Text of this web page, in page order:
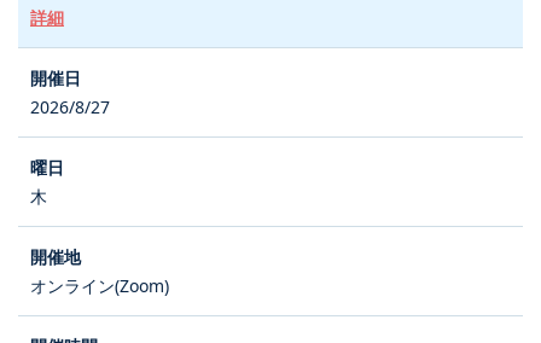
詳細
2026/8/27
木
オンライン(Zoom)